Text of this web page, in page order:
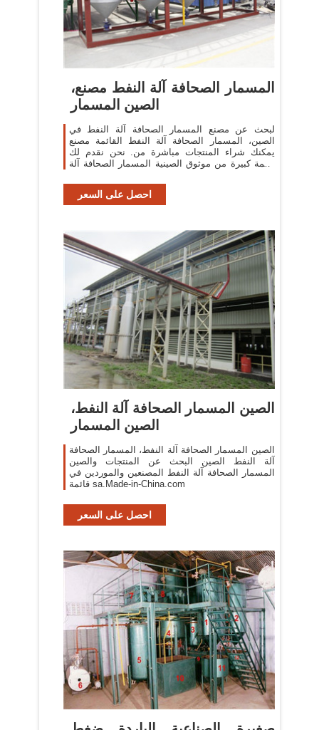
المسمار الصحافة آلة النفط مصنع،
الصين المسمار
لبحث عن مصنع المسمار الصحافة آلة النفط في
الصين، المسمار الصحافة آلة النفط القائمة مصنع
يمكنك شراء المنتجات مباشرة من. نحن نقدم لك
قائمة كبيرة من موثوق الصينية المسمار الصحافة آلة
احصل على السعر
الصين المسمار الصحافة آلة النفط،
الصين المسمار
الصين المسمار الصحافة آلة النفط، المسمار الصحافة
آلة النفط الصين البحث عن المنتجات والصين
المسمار الصحافة آلة النفط المصنعين والموردين في
قائمة sa.Made-in-China.com
احصل على السعر